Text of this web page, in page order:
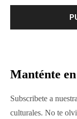
Manténte
Subscribete a
culturales. No te